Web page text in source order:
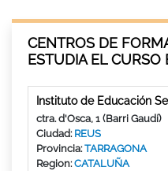
CENTROS DE
ESTUDIA EL CURSO
Instituto de Educación
ctra. d'Osca, 1 (Barri Gaudí)
Ciudad: REUS
Provincia:TARRAGONA
Region:CATALUÑA